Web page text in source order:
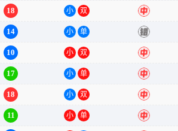
18 小 双 中
14 小 单 错
10 小 双 中
17 小 单 中
18 小 双 中
11 小 单 中